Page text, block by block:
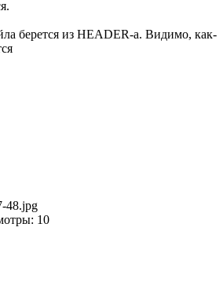
берется из HEADER-a. Видимо, как-
48.jpg
10